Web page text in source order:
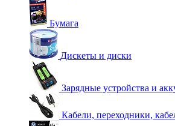
Бумага
Дискеты и диски
Зарядные устройства и
Кабели, переходники,